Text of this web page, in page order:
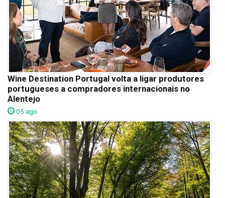
Wine Destination Portugal volta a ligar produtores
portugueses a compradores internacionais no
Alentejo
05 ago